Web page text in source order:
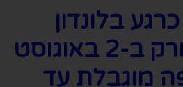
בלונדון
וייפתח בניו יורק ב-2 באוגוסט
מוגבלת עד